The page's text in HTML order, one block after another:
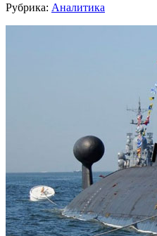
Рубрика: Аналитика